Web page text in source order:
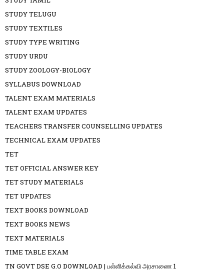
STUDY TELUGU
STUDY TEXTILES
STUDY TYPE WRITING
STUDY URDU
STUDY ZOOLOGY-BIOLOGY
SYLLABUS DOWNLOAD
TALENT EXAM MATERIALS
TALENT EXAM UPDATES
TEACHERS TRANSFER COUNSELLING UPDATES
TECHNICAL EXAM UPDATES
TET
TET OFFICIAL ANSWER KEY
TET STUDY MATERIALS
TET UPDATES
TEXT BOOKS DOWNLOAD
TEXT BOOKS NEWS
TEXT MATERIALS
TIME TABLE EXAM
TN GOVT DSE G.O DOWNLOAD | பள்ளிக்கல்வி அரசாணை 1